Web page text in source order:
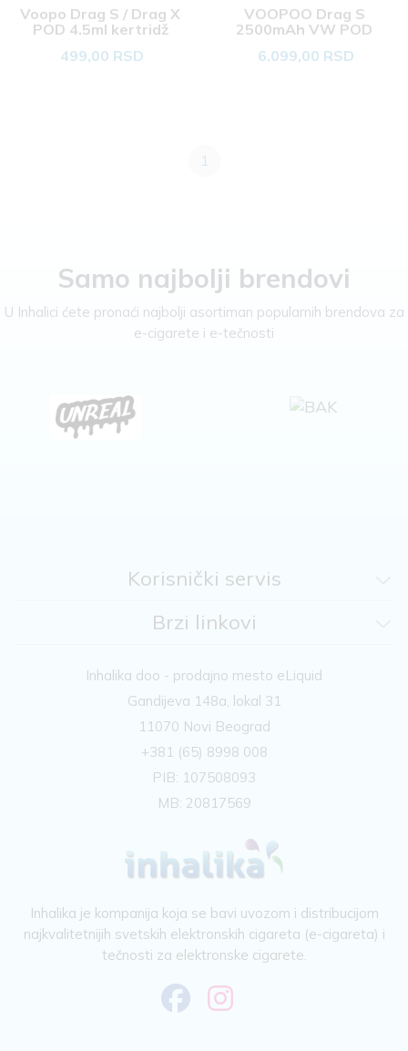
Voopo Drag S / Drag X
POD 4.5ml kertridž
499,00 RSD
VOOPOO Drag S
2500mAh VW POD
6.099,00 RSD
1
Samo najbolji brendovi
U Inhalici ćete pronaći najbolji asortiman popularnih brendova za
e-cigarete i e-tečnosti
Korisnički servis
Brzi linkovi
Inhalika doo - prodajno mesto eLiquid
Gandijeva 148a, lokal 31
11070 Novi Beograd
+381 (65) 8998 008
PIB: 107508093
MB: 20817569
Inhalika je kompanija koja se bavi uvozom i distribucijom
najkvalitetnijih svetskih elektronskih cigareta (e-cigareta) i
tečnosti za elektronske cigarete.